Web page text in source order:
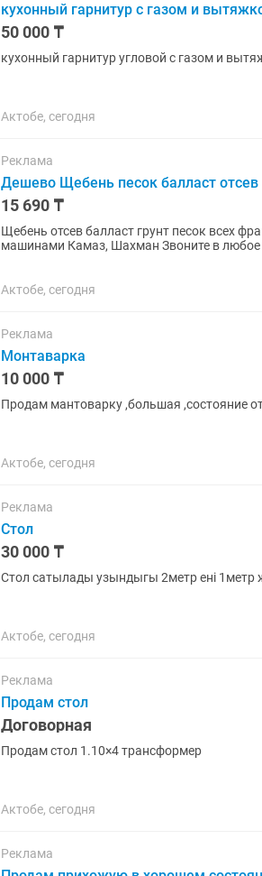
кухонный гарнитур с газом и
50 000 ₸
Актобе, сегодня
Реклама
Дешево Щебень песок балласт отсев
15 690 ₸
Щебень отсев балласт грунт песок всех
машинами Камаз, Шахман Звоните в любое
Актобе, сегодня
Реклама
Монтаварка
10 000 ₸
Продам мантоварку ,большая ,состояние
Актобе, сегодня
Реклама
Стол
30 000 ₸
Стол сатылады узындыгы 2метр енi
Актобе, сегодня
Реклама
Продам стол
Договорная
Продам стол 1.10×4 трансформер
Актобе, сегодня
Реклама